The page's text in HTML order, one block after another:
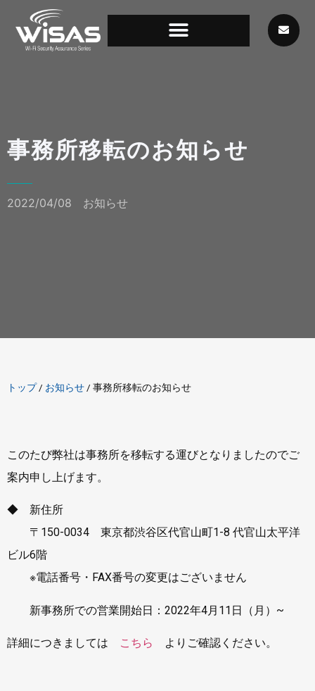
事務所移転のお知らせ
2022/04/08 お知らせ
トップ/ お知らせ / 事務所移転のお知らせ
このたび弊社は事務所を移転する運びとなりましたのでご
案内申し上げます。
◆ 新住所
〒150-0034 東京都渋谷区代官山町1-8 代官山太平洋
ビル6階
※電話番号・FAX番号の変更はございません
新事務所での営業開始日：2022年4月11日（月）~
詳細につきましては こちら よりご確認ください。